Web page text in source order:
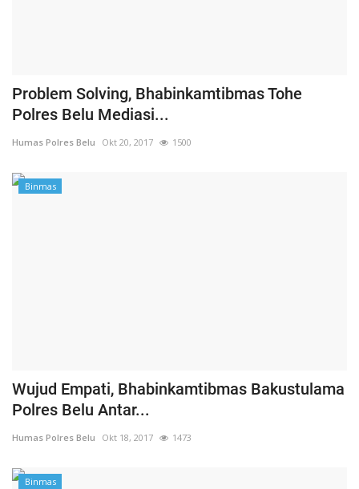
Problem Solving, Bhabinkamtibmas Tohe
Polres Belu Mediasi...
Humas Polres Belu Okt 20, 2017 1500
Binmas
Wujud Empati, Bhabinkamtibmas Bakustulama
Polres Belu Antar...
Humas Polres Belu Okt 18, 2017 1473
Binmas